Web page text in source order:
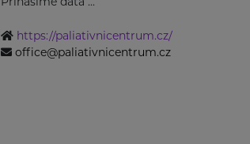
https://paliativnicentrum.cz/
office@paliativnicentrum.cz